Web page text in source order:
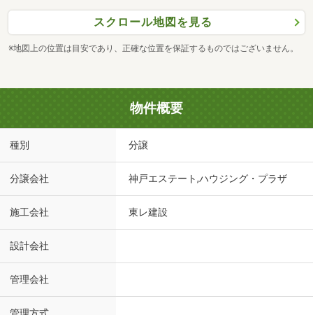
スクロール地図を見る
※地図上の位置は目安であり、正確な位置を保証するものではございません。
物件概要
種別 分譲
分譲会社 神戸エステート,ハウジング・プラザ
施工会社 東レ建設
設計会社
管理会社